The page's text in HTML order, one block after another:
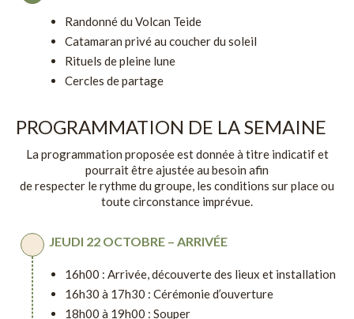
Randonné du Volcan Teide
Catamaran privé au coucher du soleil
Rituels de pleine lune
Cercles de partage
PROGRAMMATION DE LA SEMAINE
La programmation proposée est donnée à titre indicatif et
pourrait être ajustée au besoin afin
de respecter le rythme du groupe, les conditions sur place ou
toute circonstance imprévue.
JEUDI 22 OCTOBRE – ARRIVÉE
16h00 : Arrivée, découverte des lieux et installation
16h30 à 17h30 : Cérémonie d’ouverture
18h00 à 19h00 : Souper